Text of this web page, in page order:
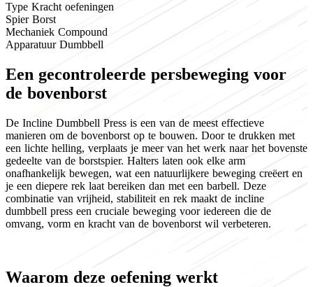
Type Kracht oefeningen
Spier Borst
Mechaniek Compound
Apparatuur Dumbbell
Een gecontroleerde persbeweging voor
de bovenborst
De Incline Dumbbell Press is een van de meest effectieve
manieren om de bovenborst op te bouwen. Door te drukken met
een lichte helling, verplaats je meer van het werk naar het bovenste
gedeelte van de borstspier. Halters laten ook elke arm
onafhankelijk bewegen, wat een natuurlijkere beweging creëert en
je een diepere rek laat bereiken dan met een barbell. Deze
combinatie van vrijheid, stabiliteit en rek maakt de incline
dumbbell press een cruciale beweging voor iedereen die de
omvang, vorm en kracht van de bovenborst wil verbeteren.
Waarom deze oefening werkt